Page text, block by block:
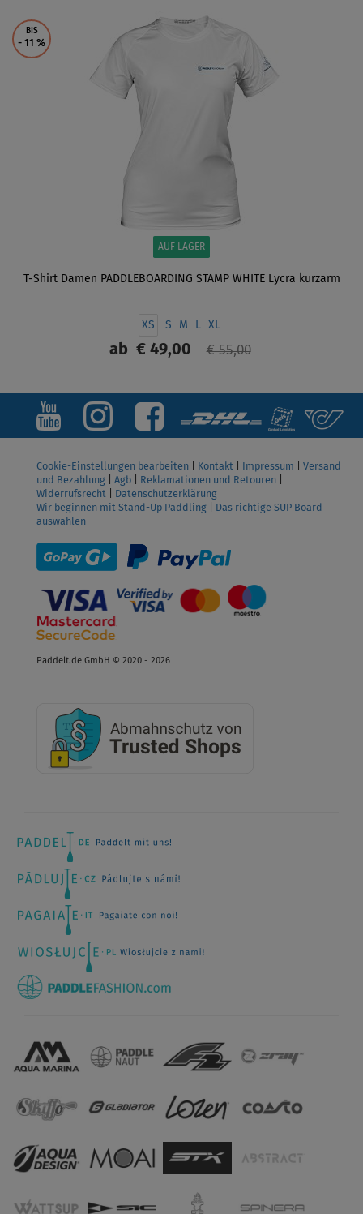
BIS
- 11 %
AUF LAGER
T-Shirt Damen PADDLEBOARDING STAMP WHITE Lycra kurzarm
XS S M L XL
ab€ 49,00 € 55,00
ANZEIGEN
Cookie-Einstellungen bearbeiten Kontakt Impressum
Versand
und Bezahlung
Agb Reklamationen und Retouren
Widerrufsrecht
Datenschutzerklärung
Wir beginnen mit Stand-Up Paddling
Das richtige SUP Board
auswählen
Paddelt.de GmbH © 2020 - 2026